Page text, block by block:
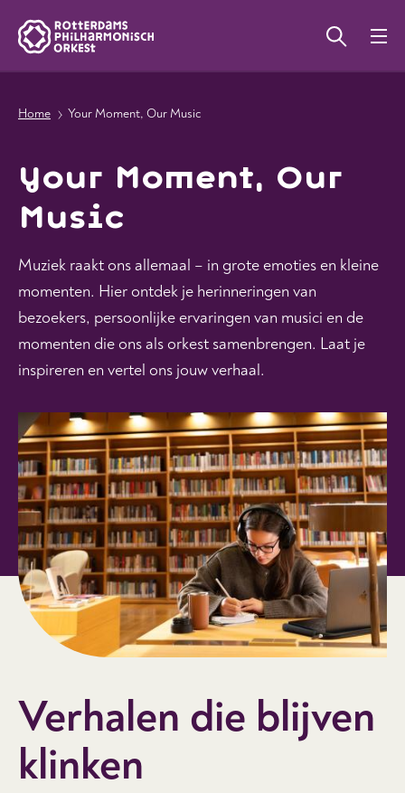
Home Your Moment, Our Music
Your Moment, Our
Music
Muziek raakt ons allemaal – in grote emoties en kleine
momenten. Hier ontdek je herinneringen van
bezoekers, persoonlijke ervaringen van musici en de
momenten die ons als orkest samenbrengen. Laat je
inspireren en vertel ons jouw verhaal.
Verhalen die blijven
klinken